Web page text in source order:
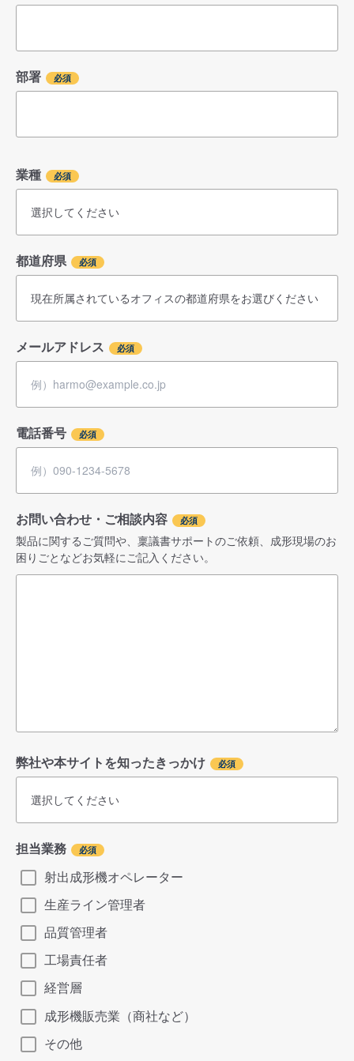
部署
業種
都道府県
メールアドレス
電話番号
お問い合わせ・ご相談内容
製品に関するご質問や、稟議書サポートのご依頼、成形現場のお
困りごとなどお気軽にご記入ください。
弊社や本サイトを知ったきっかけ
担当業務
射出成形機オペレーター
生産ライン管理者
品質管理者
工場責任者
経営層
成形機販売業（商社など）
その他